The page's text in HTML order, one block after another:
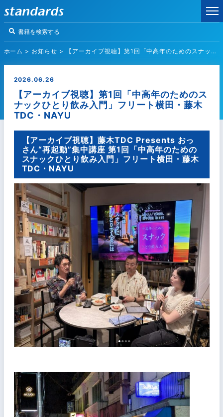
ホーム > お知らせ > 【アーカイブ視聴】第1回「中高年のためのスナックひとり飲み入門」フリート横田・藤木TDC・NAYU
2026.06.26
【アーカイブ視聴】第1回「中高年のためのス
ナックひとり飲み入門」フリート横田・藤木
TDC・NAYU
【アーカイブ視聴】藤木TDC Presents おっ
さん“再起動”集中講座 第1回「中高年のための
スナックひとり飲み入門」フリート横田・藤木
TDC・NAYU